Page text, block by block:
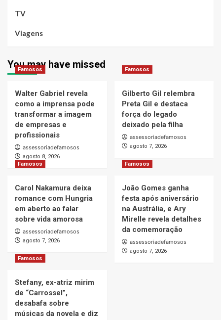
TV
Viagens
You may have missed
Famosos
Walter Gabriel revela
como a imprensa pode
transformar a imagem
de empresas e
profissionais
assessoriadefamosos
agosto 8, 2026
Famosos
Gilberto Gil relembra
Preta Gil e destaca
força do legado
deixado pela filha
assessoriadefamosos
agosto 7, 2026
Famosos
Carol Nakamura deixa
romance com Hungria
em aberto ao falar
sobre vida amorosa
assessoriadefamosos
agosto 7, 2026
Famosos
João Gomes ganha
festa após aniversário
na Austrália, e Ary
Mirelle revela detalhes
da comemoração
assessoriadefamosos
agosto 7, 2026
Famosos
Stefany, ex-atriz mirim
de “Carrossel”,
desabafa sobre
músicas da novela e diz